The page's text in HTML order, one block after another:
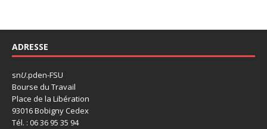
ADRESSE
snU.pden-FSU
Bourse du Travail
Place de la Libération
93016 Bobigny Cedex
Tél. : 06 36 95 35 94